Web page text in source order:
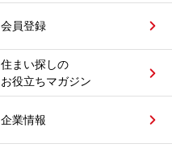
会員登録
住まい探しの
お役立ちマガジン
企業情報